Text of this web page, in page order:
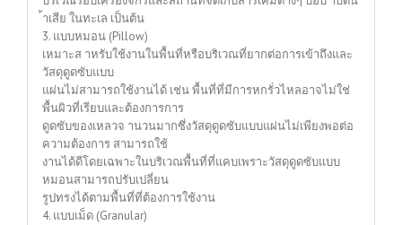
้าเสีย ในทะเล เป็นต้น
3. แบบหมอน (Pillow)
เหมาะส าหรับใช้งานในพื้นที่หรือบริเวณที่ยากต่อการเข้าถึงและ
วัสดุดูดซับแบบ
แผ่นไม่สามารถใช้งานได้ เช่น พื้นที่ที่มีการหกรั่วไหลอาจไม่ใช่
พื้นผิวที่เรียบและต้องการการ
ดูดซับของเหลวจ านวนมากซึ่งวัสดุดูดซับแบบแผ่นไม่เพียงพอต่อ
ความต้องการ สามารถใช้
งานได้ดีโดยเฉพาะในบริเวณพื้นที่ที่แคบเพราะวัสดุดูดซับแบบ
หมอนสามารถปรับเปลี่ยน
รูปทรงได้ตามพื้นที่ที่ต้องการใช้งาน
4. แบบเม็ด (Granular)